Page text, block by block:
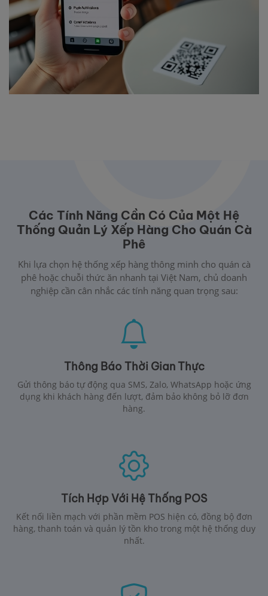
Các Tính Năng Cần Có Của Một Hệ
Thống Quản Lý Xếp Hàng Cho Quán Cà
Phê
Khi lựa chọn hệ thống xếp hàng thông minh cho quán cà
phê hoặc chuỗi thức ăn nhanh tại Việt Nam, chủ doanh
nghiệp cần cân nhắc các tính năng quan trọng sau:
Thông Báo Thời Gian Thực
Gửi thông báo tự động qua SMS, Zalo, WhatsApp hoặc ứng
dụng khi khách hàng đến lượt, đảm bảo không bỏ lỡ đơn
hàng.
Tích Hợp Với Hệ Thống POS
Kết nối liền mạch với phần mềm POS hiện có, đồng bộ đơn
hàng, thanh toán và quản lý tồn kho trong một hệ thống duy
nhất.